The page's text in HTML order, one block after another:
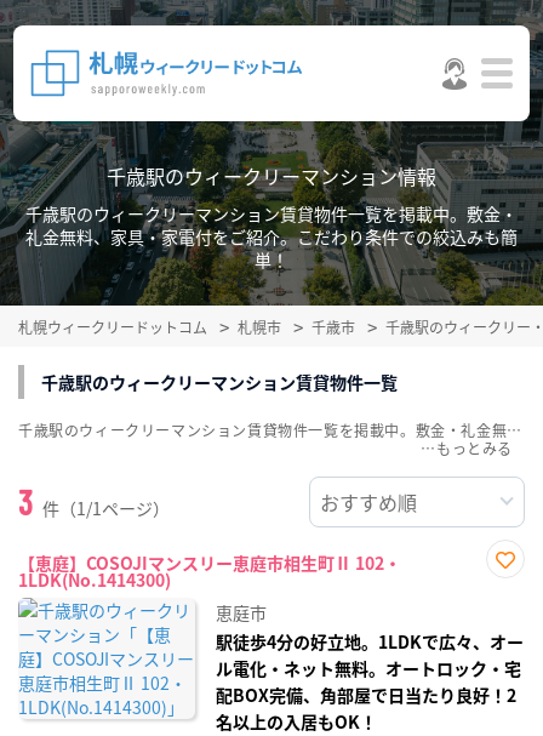
千歳駅のウィークリーマンション情報
千歳駅のウィークリーマンション賃貸物件一覧を掲載中。敷金・
礼金無料、家具・家電付をご紹介。こだわり条件での絞込みも簡
単！
札幌ウィークリードットコム 札幌市 千歳市 千歳駅のウィークリー
千歳駅のウィークリーマンション賃貸物件一覧
3 件（1/1ページ）
【恵庭】COSOJIマンスリー恵庭市相生町Ⅱ 102・
1LDK(No.1414300)
録
恵庭市
駅徒歩4分の好立地。1LDKで広々、オー
ル電化・ネット無料。オートロック・宅
配BOX完備、角部屋で日当たり良好！2
名以上の入居もOK！
千歳駅のウィークリーマンション賃貸物件一覧を掲載中。敷金・礼金無料、家具・家電付をご紹介。こだわり条件での絞込みも簡単！
…